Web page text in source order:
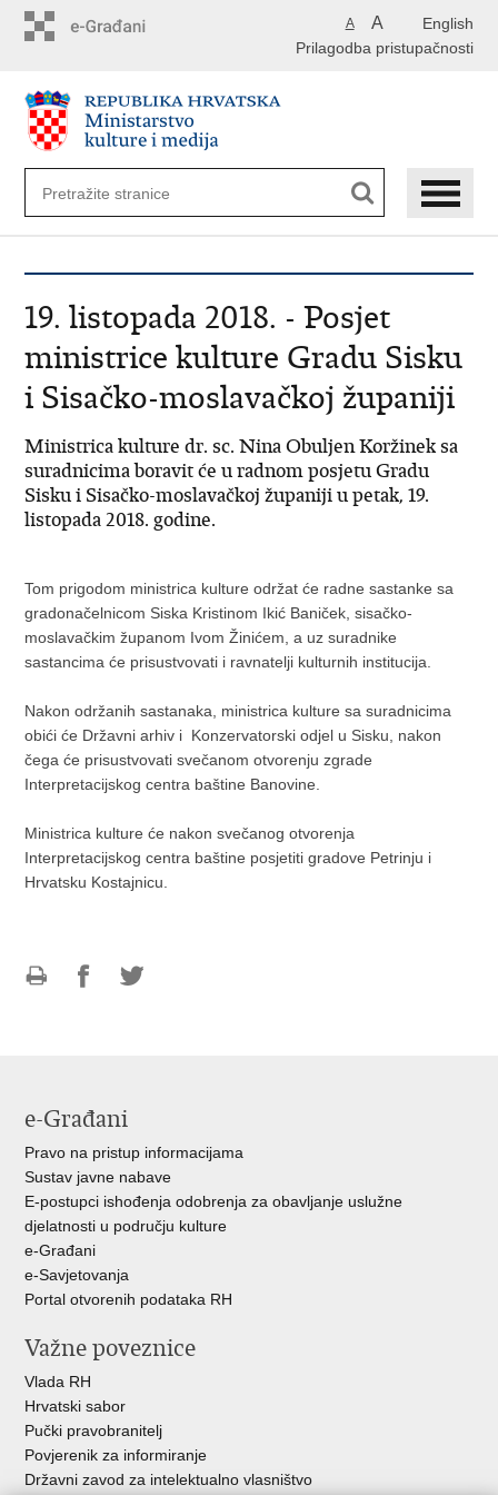
English
A A
Prilagodba pristupačnosti
19. listopada 2018. - Posjet
ministrice kulture Gradu Sisku
i Sisačko-moslavačkoj županiji
Ministrica kulture dr. sc. Nina Obuljen Koržinek sa
suradnicima boravit će u radnom posjetu Gradu
Sisku i Sisačko-moslavačkoj županiji u petak, 19.
listopada 2018. godine.
Tom prigodom ministrica kulture održat će radne sastanke sa
gradonačelnicom Siska Kristinom Ikić Baniček, sisačko-
moslavačkim županom Ivom Žinićem, a uz suradnike
sastancima će prisustvovati i ravnatelji kulturnih institucija.
Nakon održanih sastanaka, ministrica kulture sa suradnicima
obići će Državni arhiv i Konzervatorski odjel u Sisku, nakon
čega će prisustvovati svečanom otvorenju zgrade
Interpretacijskog centra baštine Banovine.
Ministrica kulture će nakon svečanog otvorenja
Interpretacijskog centra baštine posjetiti gradove Petrinju i
Hrvatsku Kostajnicu.
e-Građani
Pravo na pristup informacijama
Sustav javne nabave
E-postupci ishođenja odobrenja za obavljanje uslužne
djelatnosti u području kulture
e-Građani
e-Savjetovanja
Portal otvorenih podataka RH
Važne poveznice
Vlada RH
Hrvatski sabor
Pučki pravobranitelj
Povjerenik za informiranje
Državni zavod za intelektualno vlasništvo